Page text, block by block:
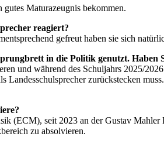
Maturazeugnis bekommen.
reagiert?
gefreut haben sie sich
in die Politik genutzt. Haben
und während des Schuljahrs 2025/
zurückstecken
(ECM), seit 2023 an der Gustav
zu absolvieren.